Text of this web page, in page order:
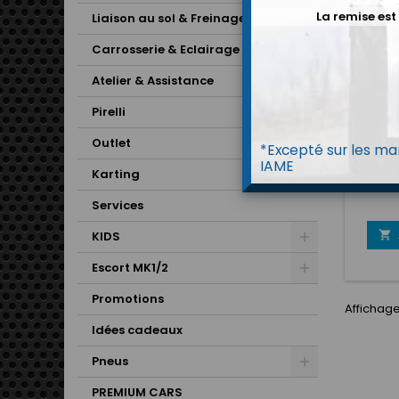
Liaison au sol & Freinage
Carrosserie & Eclairage
Atelier & Assistance
Pirelli
Outlet
Karting
Services
KIDS
Escort MK1/2
Promotions
Idées cadeaux
Pneus
PREMIUM CARS

La remise
*Excepté sur les
IAME